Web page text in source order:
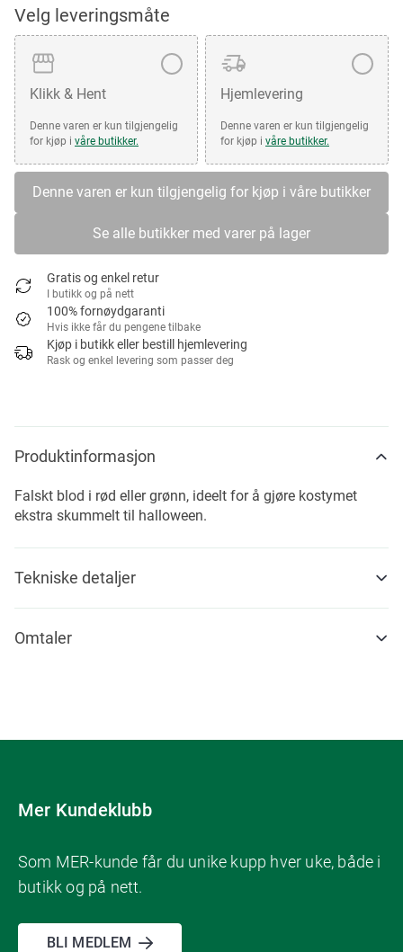
Velg leveringsmåte
Klikk & Hent
Denne varen er kun tilgjengelig
for kjøp i våre butikker.
Hjemlevering
Denne varen er kun tilgjengelig
for kjøp i våre butikker.
Denne varen er kun tilgjengelig for kjøp i våre butikker
Se alle butikker med varer på lager
Gratis og enkel retur
I butikk og på nett
100% fornøydgaranti
Hvis ikke får du pengene tilbake
Kjøp i butikk eller bestill hjemlevering
Rask og enkel levering som passer deg
Produktinformasjon
Falskt blod i rød eller grønn, ideelt for å gjøre kostymet
ekstra skummelt til halloween.
Tekniske detaljer
Omtaler
Mer Kundeklubb
Som MER-kunde får du unike kupp hver uke, både i
butikk og på nett.
BLI MEDLEM